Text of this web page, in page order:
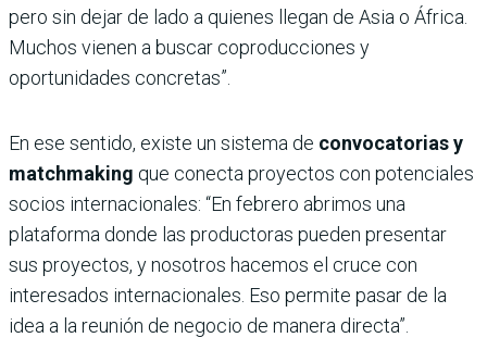
pero sin dejar de lado a quienes llegan de Asia o África.
Muchos vienen a buscar coproducciones y
oportunidades concretas”.
En ese sentido, existe un sistema de convocatorias y
matchmaking que conecta proyectos con potenciales
socios internacionales: “En febrero abrimos una
plataforma donde las productoras pueden presentar
sus proyectos, y nosotros hacemos el cruce con
interesados internacionales. Eso permite pasar de la
idea a la reunión de negocio de manera directa”.